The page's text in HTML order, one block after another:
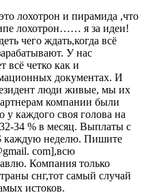
лохотрон и пирамида ,что
лохотрон…… я за идеи!
чего ждать,когда всё
У нас
всё четко как и
документах. И
люди живые, мы их
компании были
у каждого своя голова на
34 % в месяц. Выплаты с
каждую неделю. Пишите
com],всю
Компания только
снг,тот самый случай
истоков.